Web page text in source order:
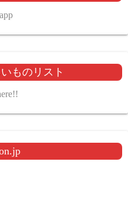
ものリスト